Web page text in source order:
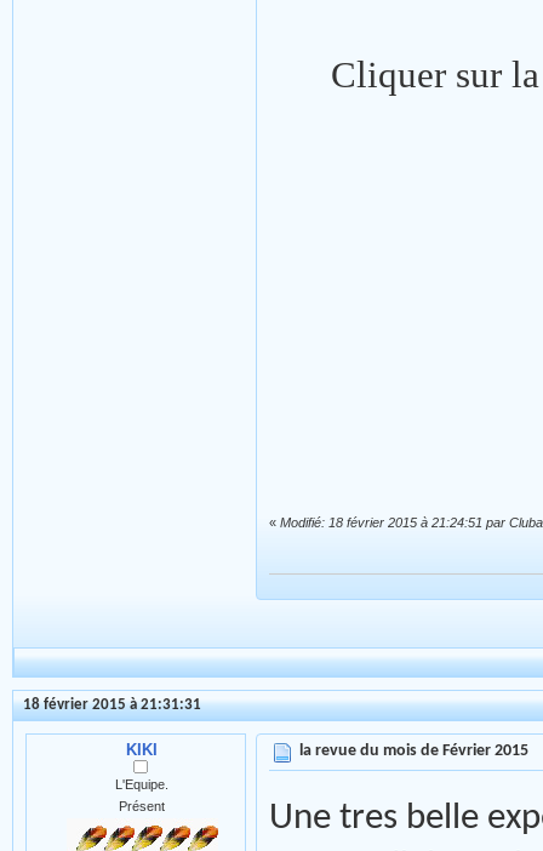
Cliquer sur
« Modifié: 18 février 2015 à 21:24:51 par
18 février 2015 à 21:31:31
KIKI
L'Equipe.
Présent
la revue du mois de Février 2015
Une tres belle